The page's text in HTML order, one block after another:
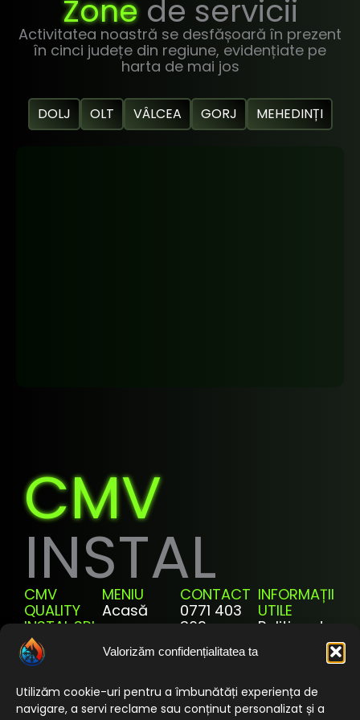
Valorizăm confidențialitatea ta
Utilizăm cookie-uri pentru a îmbunătăți experiența de
navigare, a servi reclame sau conținut personalizat și a
Zonede servicii
Activitatea noastră se desfășoară în prezent
în cinci județe din regiune, evidențiate pe
harta de mai jos
DOLJ OLT VÂLCEA GORJ MEHEDINȚI
CMV
INSTAL
CMV
QUALITY
INSTAL SRL
Jud. Dolj,
Mun.
Str. Riului,
Nr.18a,
MENIU
Acasă
Programul
Verde
Despre Noi
CONTACT
0771 403
369
office@cmvinstal.ro
Luni –
Vineri
INFORMAȚII
UTILE
Politica de
Termeni și
Politica